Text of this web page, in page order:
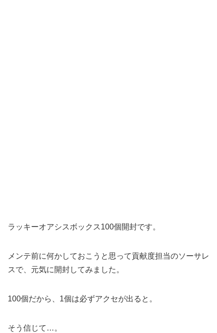
ラッキーオアシスボックス100個開封です。
メンテ前に何かしておこうと思って貢献度担当のソーサレ
スで、元気に開封してみました。
100個だから、1個は必ずアクセが出ると。
そう信じて…。